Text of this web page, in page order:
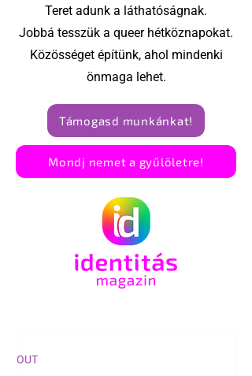
Teret adunk a láthatóságnak.
Jobbá tesszük a queer hétköznapokat.
Közösséget építünk, ahol mindenki
önmaga lehet.
Támogasd munkánkat!
Mondj nemet a gyűlöletre!
OUT